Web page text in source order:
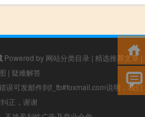
Powered by 网站分类目录 | 精选推荐文章|
| 疑难解答
误可发邮件到f_fb#foxmail.com说明，我们
正，谢谢